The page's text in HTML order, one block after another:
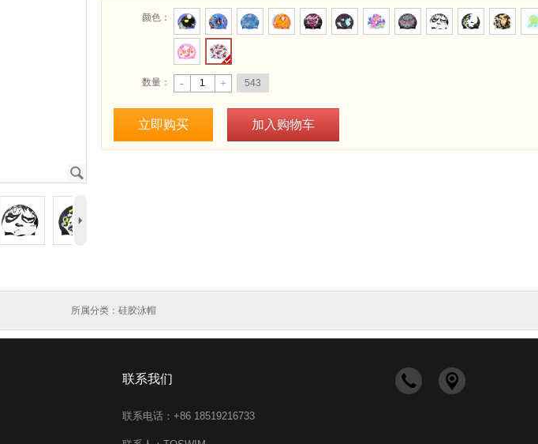
J
5
颜色 ：
数量： - + 543
立即购买 加入购物车
所属分类：硅胶泳帽
联系我们
联系电话：+86 18519216733